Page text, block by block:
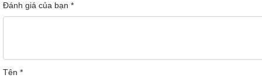
Đánh giá của bạn *
Tên *